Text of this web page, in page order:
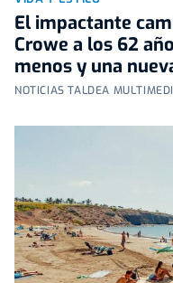
El impactante
Crowe a los 62
menos y una
NOTICIAS TALDEA